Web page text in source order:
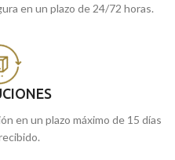
en un plazo de 24/72 horas.
en un plazo máximo de 15 días